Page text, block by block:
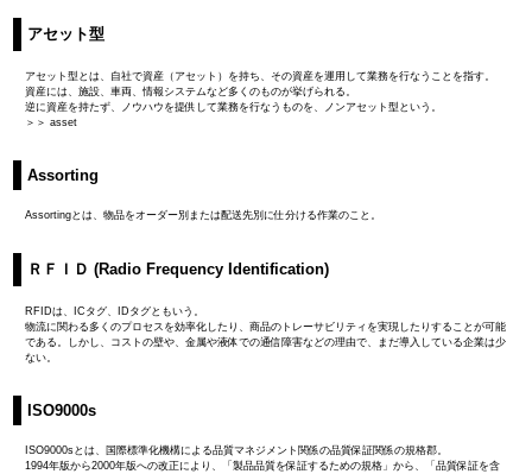
アセット型
アセット型とは、自社で資産（アセット）を持ち、その資産を運用して業務を行なうことを指す。
資産には、施設、車両、情報システムなど多くのものが挙げられる。
逆に資産を持たず、ノウハウを提供して業務を行なうものを、ノンアセット型という。
＞＞ asset
Assorting
Assortingとは、物品をオーダー別または配送先別に仕分ける作業のこと。
ＲＦＩＤ (Radio Frequency Identification)
RFIDは、ICタグ、IDタグともいう。
物流に関わる多くのプロセスを効率化したり、商品のトレーサビリティを実現したりすることが可能
である。しかし、コストの壁や、金属や液体での通信障害などの理由で、まだ導入している企業は少
ない。
ISO9000s
ISO9000sとは、国際標準化機構による品質マネジメント関係の品質保証関係の規格郡。
1994年版から2000年版への改正により、「製品品質を保証するための規格」から、「品質保証を含